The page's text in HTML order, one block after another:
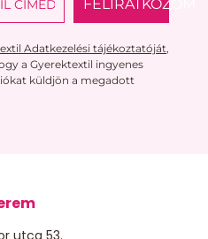
FELIRATKOZOM
Adatkezelési tájékoztatóját,
a Gyerektextil ingyenes
küldjön a megadott
utca 53.